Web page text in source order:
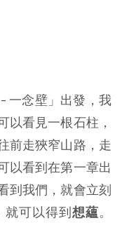
一念壁」出發，我
以看見一根石柱，
前走狹窄山路，走
以看到在第一章出
到我們，就會立刻
可以得到 想蘊。